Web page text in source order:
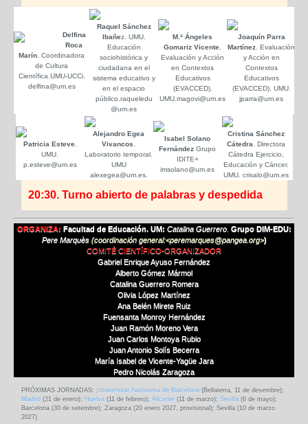
Delfina
Roca
Marín . Coordinadora
de Cultura
Científica.UMU-UCCi.
delfina@um.es
Raquel Sánchez
Ibañez. UMU.
Educación
sociohistórica y
ciudadana en el
sistema educativo y
en el espacio
público.raqueledu
@um.es
M.ª Ángeles
Gomariz Vicente.
Evaluación y Acción
en Contextos
Educativos
(EVACCED).
UMU.magovi@um.es
Joaquín Parra
Martínez . Evaluación
y Acción en
Contextos
Educativos
(EVACCED). UMU.
jparra@um.es
Patricia Esteve.
UMU.
p.esteve@um.es
Alejandro Egea
Vivancos
Laboratorio temporal.
UMU
alexegea@um.es.
Isabel Solano
Fernández Grupo
IDITE+
imsolano@um.es
Cristina Sánchez
Cátedra . Directora
Cátedra Ejercicio,
Educación y Cáncer.
UMU. crisalo@um.es
20:30. Turno abierto de palabras y despedida
ORGANIZA: Facultad de Educación. UM: Catalina Guerrero. Grupo DIM-EDU:
Pere Marquès (coordinación general:<peremarques@pangea.org>)
COMITÉ CIENTÍFICO-ORGANIZADOR
Gabriel Enrique Ayuso Fernández
Alberto Gómez Mármol
Catalina Guerrero Romera
Olivia López Martínez
Ana Belén Mirete Ruiz
Fuensanta Monroy Hernández
Juan Ramón Moreno Vera
Juan Carlos Montoya Rubio
Juan Antonio Solís Becerra
María Isabel de Vicente-Yagüe Jara
Pedro Nicolás Zaragoza
PRÓXIMAS JORNADAS: ;Universitat Autònoma de Barcelona(Bellaterra, 11 de desembre);
Madrid (21 de enero); Huelva(11 de febrero); Alicante(11 de marzo); Sevilla(6 de mayo);
Barcelona (30 de setembre); Zaragoza (20 enero 2027, provisional); Sevilla (10 de marzo
2027)